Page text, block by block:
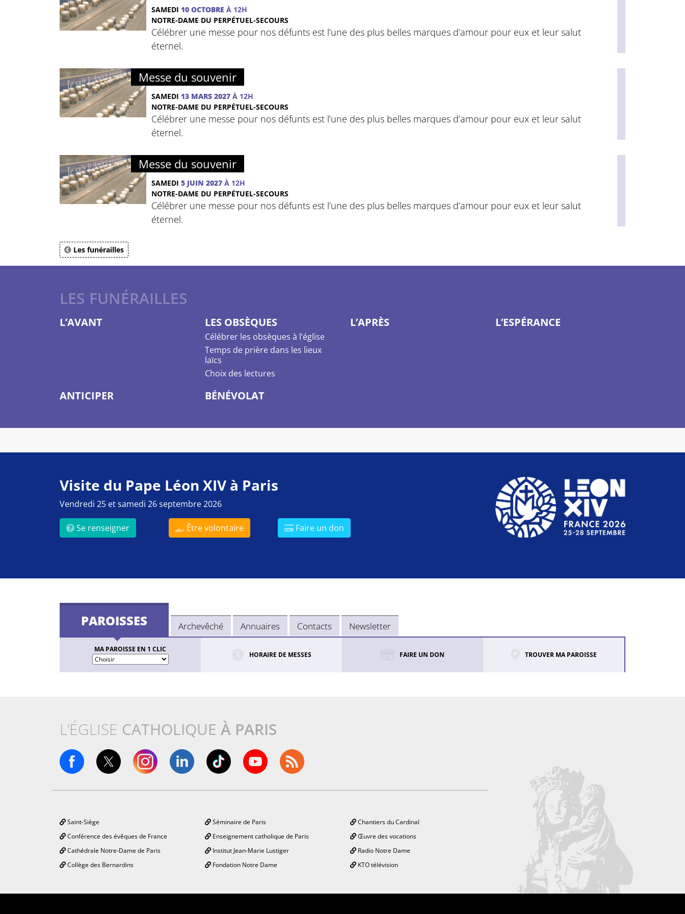
SAMEDI 10 OCTOBRE À 12H
NOTRE-DAME DU PERPÉTUEL-SECOURS
Célébrer une messe pour nos défunts est l’une des plus belles marques d’amour pour eux et leur salut
éternel.
Messe du souvenir
SAMEDI 13 MARS 2027 À 12H
NOTRE-DAME DU PERPÉTUEL-SECOURS
Célébrer une messe pour nos défunts est l’une des plus belles marques d’amour pour eux et leur salut
éternel.
Messe du souvenir
SAMEDI 5 JUIN 2027 À 12H
NOTRE-DAME DU PERPÉTUEL-SECOURS
Célébrer une messe pour nos défunts est l’une des plus belles marques d’amour pour eux et leur salut
éternel.
Les funérailles
LES FUNÉRAILLES
L’AVANT LES OBSÈQUES
Célébrer les obsèques à l’église
Temps de prière dans les lieux
laïcs
Choix des lectures
L’APRÈS L’ESPÉRANCE
ANTICIPER BÉNÉVOLAT
Visite du Pape Léon XIV à Paris
Vendredi 25 et samedi 26 septembre 2026
Se renseigner Être volontaire Faire un don
PAROISSES Archevêché Annuaires Contacts Newsletter
MA PAROISSE EN 1 CLIC
HORAIRE DE MESSES FAIRE UN DON TROUVER MA PAROISSE
L’ÉGLISE CATHOLIQUE À PARIS
Saint-Siège
Conférence des évêques de France
Cathédrale Notre-Dame de Paris
Collège des Bernardins
Séminaire de Paris
Enseignement catholique de Paris
Institut Jean-Marie Lustiger
Fondation Notre Dame
Chantiers du Cardinal
Œuvre des vocations
Radio Notre Dame
KTO télévision